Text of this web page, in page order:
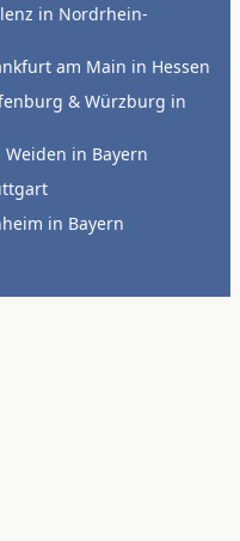
in Nordrhein-
am Main in Hessen
& Würzburg in
in Bayern
in Bayern